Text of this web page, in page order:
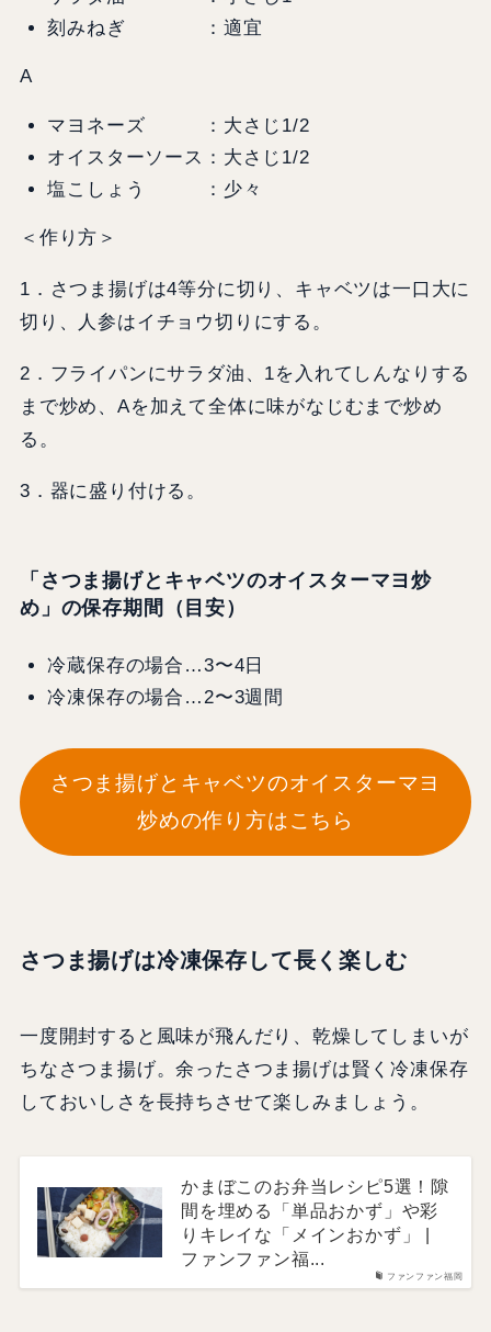
刻みねぎ ：適宜
A
マヨネーズ ：大さじ1/2
オイスターソース：大さじ1/2
塩こしょう ：少々
＜作り方＞
1．さつま揚げは4等分に切り、キャベツは一口大に
切り、人参はイチョウ切りにする。
2．フライパンにサラダ油、1を入れてしんなりする
まで炒め、Aを加えて全体に味がなじむまで炒め
る。
3．器に盛り付ける。
「さつま揚げとキャベツのオイスターマヨ炒
め」の保存期間
（目安）
冷蔵保存の場合…3〜4日
冷凍保存の場合…2〜3週間
さつま揚げとキャベツのオイスターマヨ
炒めの作り方はこちら
さつま揚げは冷凍保存して長く楽しむ
一度開封すると風味が飛んだり、乾燥してしまいが
ちなさつま揚げ。余ったさつま揚げは賢く冷凍保存
しておいしさを長持ちさせて楽しみましょう。
ファンファン福岡
かまぼこのお弁当レシピ5選！隙
間を埋める「単品おかず」や彩
りキレイな「メインおかず」 |
ファンファン福...